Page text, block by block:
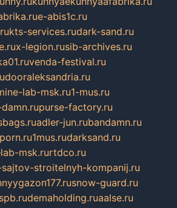
e-abis1c.ru
kts-services.rudark-sand.ru
x-legion.rusib-archives.ru
venda-festival.ru
dooraleksandria.ru
lab-msk.ru1-mus.ru
purse-factory.ru
adler-jun.rubandamn.ru
1mus.rudarksand.ru
msk.rurtdco.ru
stroitelnyh-kompanij.ru
snow-guard.ru
demaholding.ruaalse.ru